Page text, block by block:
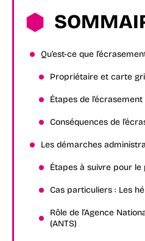
Qu’est-ce que
Propriétaire et carte
Étapes de l’écrasement
Conséquences de
Les démarches
Étapes à suivre pour
Cas particuliers : Les
Rôle de l’Agence
(ANTS)